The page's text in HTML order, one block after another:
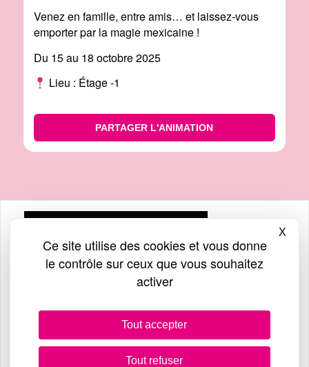
Ce site utilise des cookies et vous donne
le contrôle sur ceux que vous souhaitez
activer
Tout accepter
Tout refuser
X
Venez en famille, entre amis… et laissez-vous
emporter par la magie mexicaine !
Du 15 au 18 octobre 2025
Lieu : Étage -1
PARTAGER L'ANIMATION
Un centre où l’on peut tout faire
8h – 19h en semaine
8h – 18h le samedi